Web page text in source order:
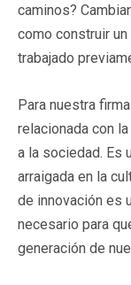
caminos?
como construir
trabajado
Para nuestra
relacionada con
a la sociedad. Es
arraigada en la
de innovación es
necesario para
generación de